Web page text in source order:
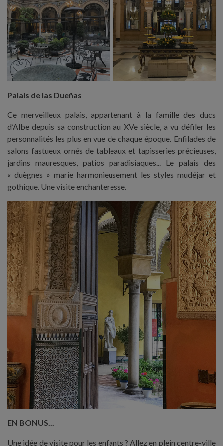
Palais de las Dueñas
Ce merveilleux palais, appartenant à la famille des ducs
d’Albe depuis sa construction au XVe siècle, a vu défiler les
personnalités les plus en vue de chaque époque. Enfilades de
salons fastueux ornés de tableaux et tapisseries précieuses,
jardins mauresques, patios paradisiaques... Le palais des
« duègnes » marie harmonieusement les styles mudéjar et
gothique. Une visite enchanteresse.
EN BONUS...
Une idée de visite pour les enfants ? Allez en plein centre-ville